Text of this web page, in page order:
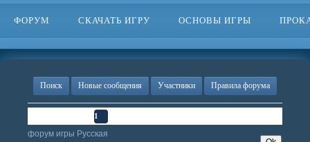
ФОРУМ СКАЧАТЬ ИГРУ ОСНОВЫ ИГРЫ
Поиск Новые сообщения Участники Правила форума
1
форум игры Русская